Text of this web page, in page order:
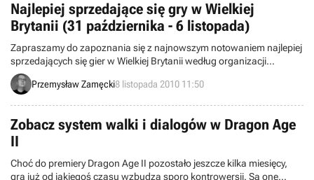
Najlepiej sprzedające się gry w Wielkiej
Brytanii (31 października - 6 listopada)
Zapraszamy do zapoznania się z najnowszym notowaniem najlepiej
sprzedających się gier w Wielkiej Brytanii według organizacji
Charttrack. Obejmuje ono okres między 31 października a 6
listopada.Przemysław Zamęcki8 listopada 2010 11:50
Zobacz system walki i dialogów w Dragon Age
II
Choć do premiery Dragon Age II pozostało jeszcze kilka miesięcy,
gra już od jakiegoś czasu wzbudza sporo kontrowersji. Są one